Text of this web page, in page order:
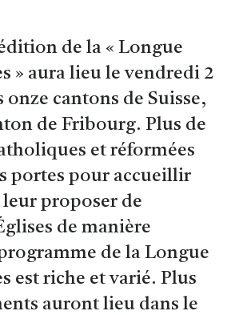
de la « Longue
» aura lieu le vendredi 2
cantons de Suisse,
de Fribourg. Plus de
et réformées
portes pour accueillir
proposer de
de manière
de la Longue
est riche et varié. Plus
auront lieu dans le